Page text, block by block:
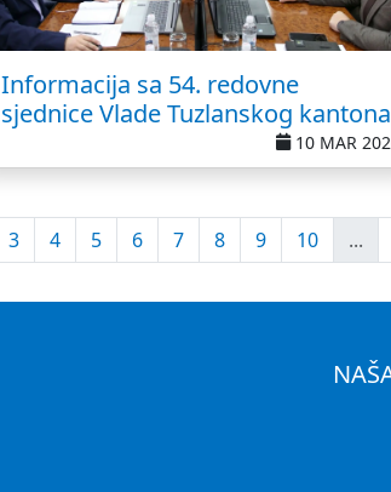
Informacija sa 54. redovne
sjednice Vlade Tuzlanskog kantona
10 MAR
3 4 5 6 7 8 9 10 ...